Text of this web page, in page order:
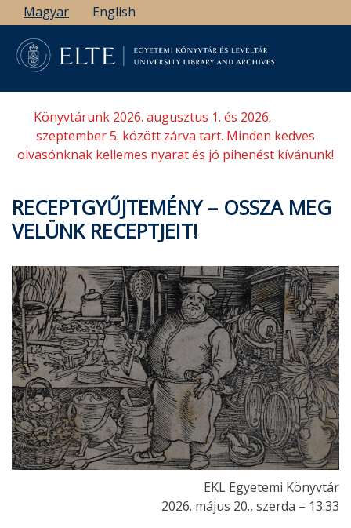
Ugrás
a
tartalomra
Magyar English
Könyvtárunk 2026. augusztus 1. és 2026.
szeptember 5. között zárva tart. Minden kedves
olvasónknak kellemes nyarat és jó pihenést kívánunk!
RECEPTGYŰJTEMÉNY – OSSZA MEG
VELÜNK RECEPTJEIT!
EKL Egyetemi Könyvtár
2026. május 20., szerda – 13:33